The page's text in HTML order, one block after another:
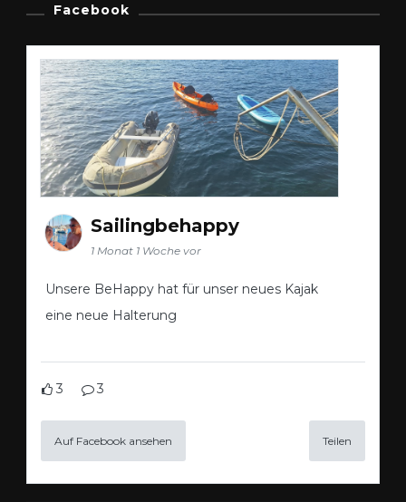
Facebook
Sailingbehappy
1 Monat 1 Woche vor
Unsere BeHappy hat für unser neues Kajak
eine neue Halterung
3 3
Auf Facebook ansehen Teilen